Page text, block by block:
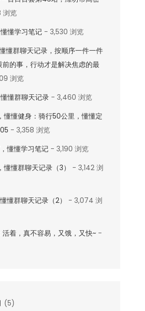
浏览
懂学习笔记- 3,530 浏览
懂群聊天记录，按顺序一件一件
的事，行动才是解决焦虑的最
浏览
懂群聊天记录- 3,460 浏览
懂懂健身：骑行50公里，懂懂定
- 3,358 浏览
懂懂学习笔记- 3,190 浏览
懂群聊天记录（3）
- 3,142 浏
懂群聊天记录（2）
- 3,074 浏
活着，真不容易，又饿，又快~-
(5)